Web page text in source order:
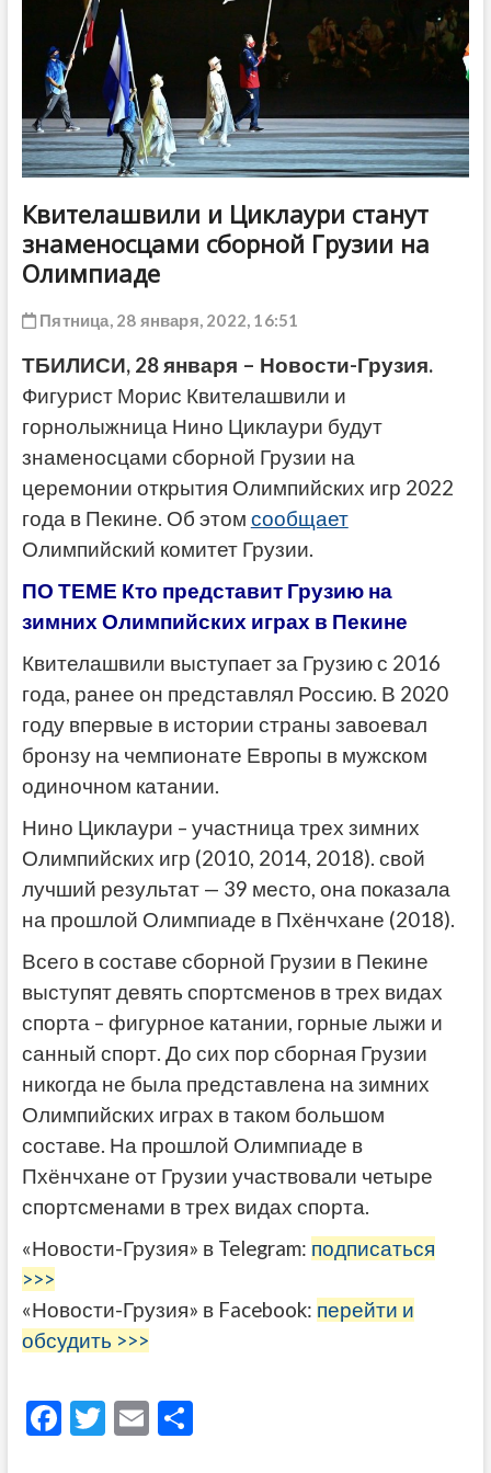
Квителашвили и Циклаури станут
знаменосцами сборной Грузии на
Олимпиаде
Пятница, 28 января, 2022, 16:51
ТБИЛИСИ, 28 января – Новости-Грузия.
Фигурист Морис Квителашвили и
горнолыжница Нино Циклаури будут
знаменосцами сборной Грузии на
церемонии открытия Олимпийских игр 2022
года в Пекине. Об этом сообщает
Олимпийский комитет Грузии.
ПО ТЕМЕ Кто представит Грузию на
зимних Олимпийских играх в Пекине
Квителашвили выступает за Грузию с 2016
года, ранее он представлял Россию. В 2020
году впервые в истории страны завоевал
бронзу на чемпионате Европы в мужском
одиночном катании.
Нино Циклаури – участница трех зимних
Олимпийских игр (2010, 2014, 2018). свой
лучший результат — 39 место, она показала
на прошлой Олимпиаде в Пхёнчхане (2018).
Всего в составе сборной Грузии в Пекине
выступят девять спортсменов в трех видах
спорта – фигурное катании, горные лыжи и
санный спорт. До сих пор сборная Грузии
никогда не была представлена ​​на зимних
Олимпийских играх в таком большом
составе. На прошлой Олимпиаде в
Пхёнчхане от Грузии участвовали четыре
спортсменами в трех видах спорта.
«Новости-Грузия» в Telegram: подписаться
>>>
«Новости-Грузия» в Facebook: перейти и
обсудить >>>
F T E О